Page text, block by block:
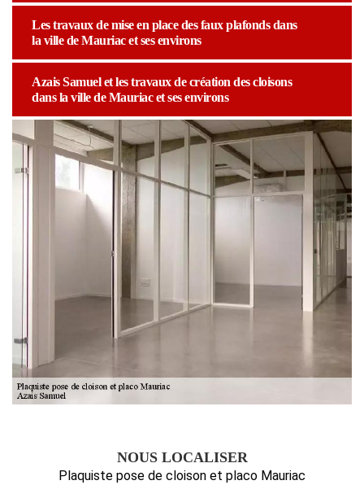
Les travaux de mise en place des faux plafonds dans
la ville de Mauriac et ses environs
Azais Samuel et les travaux de création des cloisons
dans la ville de Mauriac et ses environs
NOUS LOCALISER
Plaquiste pose de cloison et placo Mauriac